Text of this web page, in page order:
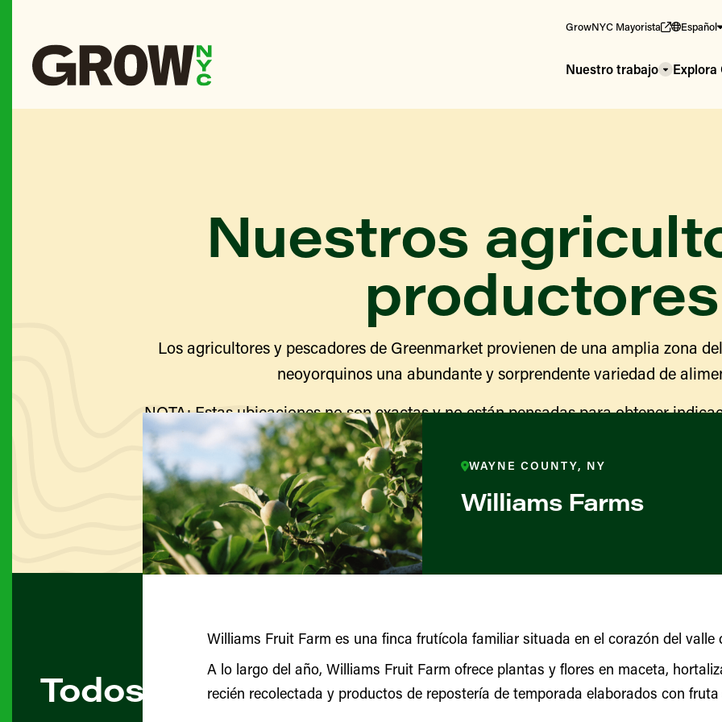
GrowNYC Mayorista Español
Nuestro trabajo Explora
Nuestros
productores
Los agricultores y pescadores de Greenmarket provienen de una amplia zona
neoyorquinos una abundante y sorprendente variedad de
NOTA: Estas ubicaciones no son exactas y no están pensadas para obtener
Visite el sitio web de cada granja para obtener información sobre las
indicaciones para llegar.
Todos los agricultores y productores
WAYNE COUNTY, NY
Williams Farms
Williams Fruit Farm es una finca frutícola familiar situada en el corazón del valle
A lo largo del año, Williams Fruit Farm ofrece plantas y flores en maceta,
recién recolectada y productos de repostería de temporada elaborados con